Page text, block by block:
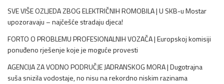
SVE VIŠE OZLJEDA ZBOG ELEKTRIČNIH ROMOBILA | U SKB-u Mostar
upozoravaju – najčešće stradaju djeca!
FORTO O PROBLEMU PROFESIONALNIH VOZAČA | Europskoj komisiji
ponuđeno rješenje koje je moguće provesti
AGENCIJA ZA VODNO PODRUČJE JADRANSKOG MORA | Dugotrajna
suša snizila vodostaje, no nisu na rekordno niskim razinama